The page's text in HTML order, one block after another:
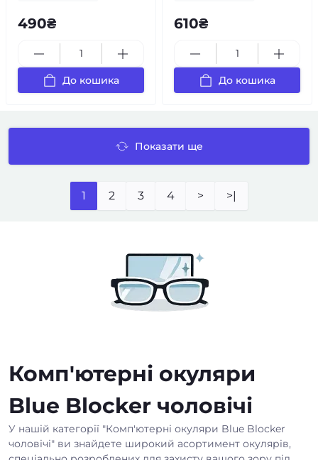
490₴
До кошика
610₴
До кошика
Показати ще
1 2 3 4 > >|
Комп'ютерні окуляри
Blue Blocker чоловічі
У нашій категорії "Комп'ютерні окуляри Blue Blocker
чоловічі" ви знайдете широкий асортимент окулярів,